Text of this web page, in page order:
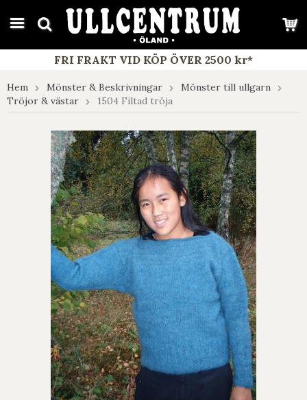
google-site-verification: google7e4b1026db5d9f32.html
FRI FRAKT VID KÖP ÖVER 2500 kr*
Hem Mönster & Beskrivningar
Mönster till ullgarn
Tröjor & västar
1504 Filtad tröja